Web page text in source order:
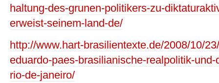
haltung-des-grunen-politikers-zu-
erweist-seinem-land-de/
http://www.hart-brasilientexte.de/2008/10/
eduardo-paes-brasilianische-realpolitik-
rio-de-janeiro/